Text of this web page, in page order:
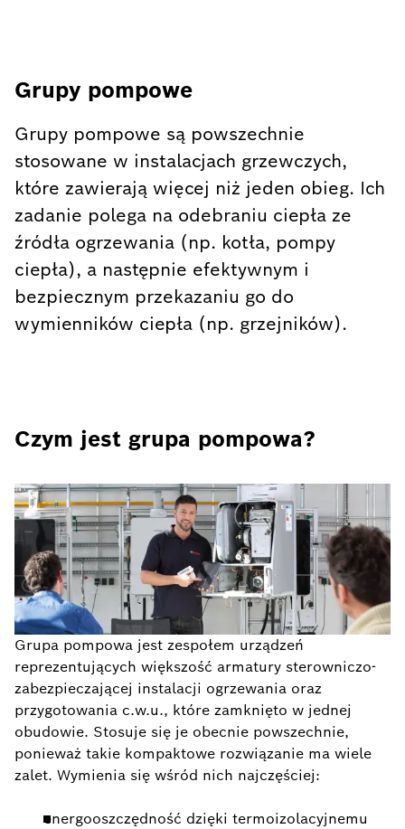
Grupy pompowe
Grupy pompowe są powszechnie
stosowane w instalacjach grzewczych,
które zawierają więcej niż jeden obieg. Ich
zadanie polega na odebraniu ciepła ze
źródła ogrzewania (np. kotła, pompy
ciepła), a następnie efektywnym i
bezpiecznym przekazaniu go do
wymienników ciepła (np. grzejników).
Czym jest grupa pompowa?
Grupa pompowa jest zespołem urządzeń
reprezentujących większość armatury sterowniczo-
zabezpieczającej instalacji ogrzewania oraz
przygotowania c.w.u., które zamknięto w jednej
obudowie. Stosuje się je obecnie powszechnie,
ponieważ takie kompaktowe rozwiązanie ma wiele
zalet. Wymienia się wśród nich najczęściej:
energooszczędność dzięki termoizolacyjnemu